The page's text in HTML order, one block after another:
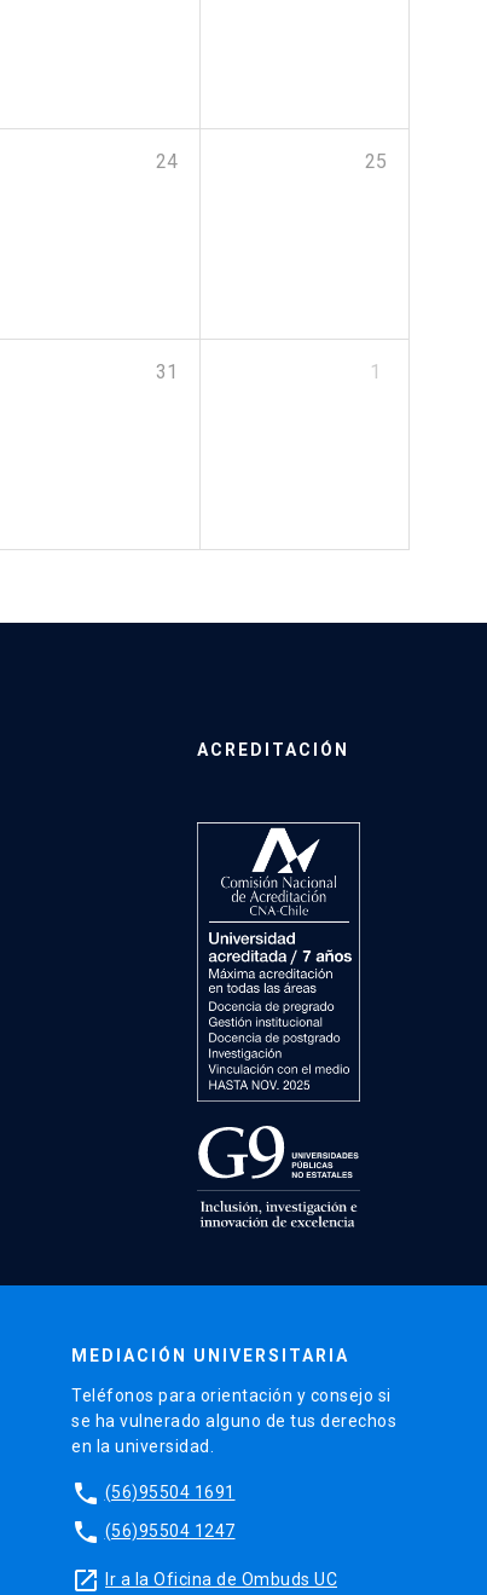
24 25
31 1
ACREDITACIÓN
MEDIACIÓN UNIVERSITARIA
Teléfonos para orientación y consejo si
se ha vulnerado alguno de tus derechos
en la universidad.
phone (56)95504 1691
phone (56)95504 1247
launch Ir a la Oficina de Ombuds UC